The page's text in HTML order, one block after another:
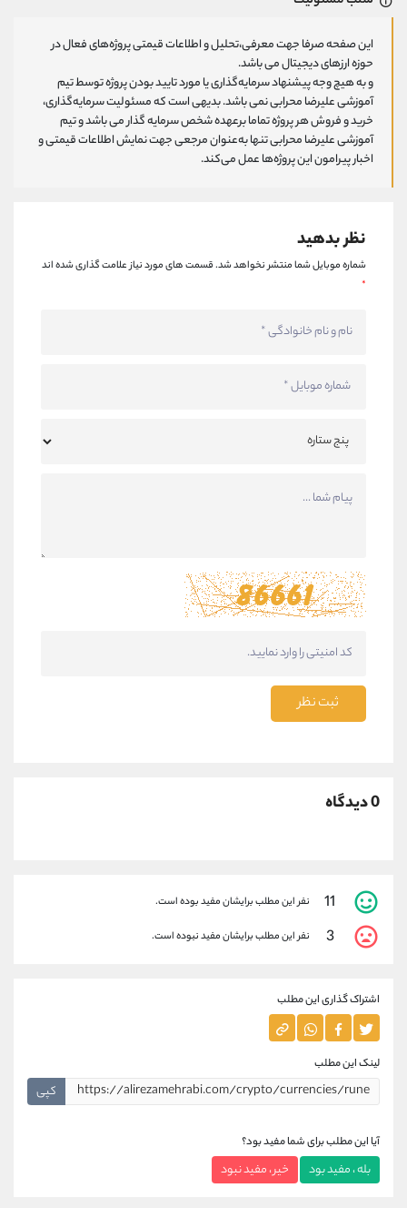
این صفحه صرفا جهت معرفی،تحلیل و اطلاعات قیمتی پروژه‌های فعال در
حوزه ارزهای دیجیتال می باشد.
و به هیچ وجه پیشنهاد سرمایه‌گذاری یا مورد تایید بودن پروژه توسط تیم
آموزشی علیرضا محرابی نمی باشد. بدیهی است که مسئولیت سرمایه‌گذاری،
خرید و فروش هر پروژه تماما برعهده شخص سرمایه گذار می باشد و تیم
آموزشی علیرضا محرابی تنها به‌عنوان مرجعی جهت نمایش اطلاعات قیمتی و
اخبار پیرامون این پروژه‌‌ها عمل می‌کند.
نظر بدهید
شماره موبایل شما منتشر نخواهد شد.قسمت های مورد نیاز علامت گذاری شده اند
*
ثبت نظر
0 دیدگاه
11 نفر این مطلب برایشان مفید بوده است.
3 نفر این مطلب برایشان مفید نبوده است.
اشتراک گذاری این مطلب
لینک این مطلب
کپی
آیا این مطلب برای شما مفید بود؟
بله ، مفید بود خیر ، مفید نبود